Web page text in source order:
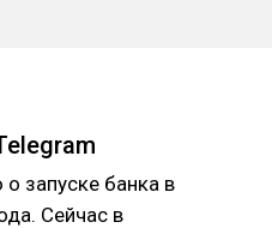
запуске банка в
Сейчас в